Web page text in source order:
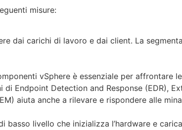
misure:
dai carichi di lavoro e dai client. La
vSphere è essenziale per affrontare
Endpoint Detection and Response (EDR),
aiuta anche a rilevare e rispondere alle
livello che inizializza l’hardware e